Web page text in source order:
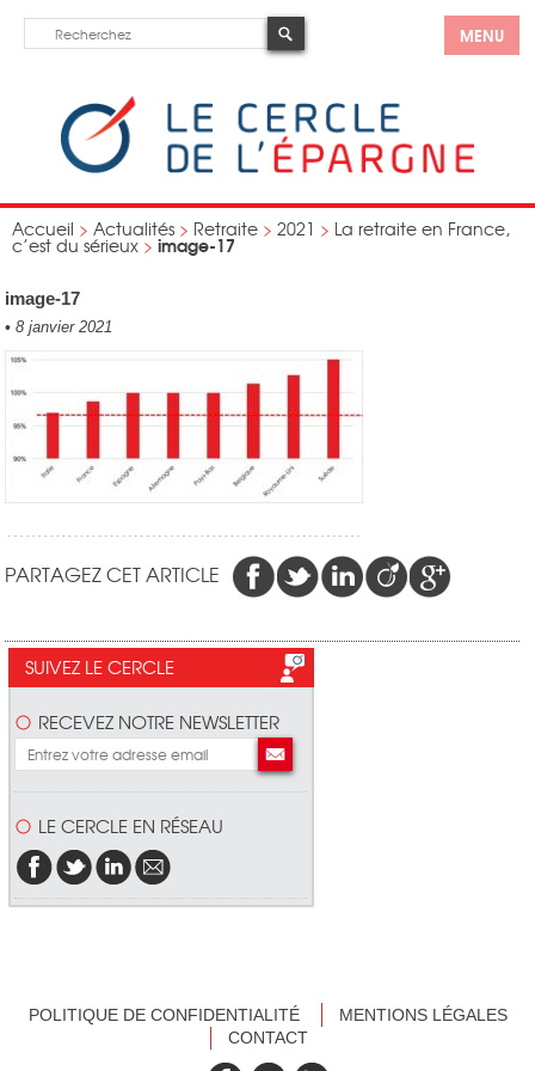
MENU
Accueil > Actualités > Retraite > 2021 > La retraite en France,
c’est du sérieux > image-17
image-17
• 8 janvier 2021
PARTAGEZ CET ARTICLE
SUIVEZ LE CERCLE
RECEVEZ NOTRE NEWSLETTER
LE CERCLE EN RÉSEAU
POLITIQUE DE CONFIDENTIALITÉ
MENTIONS LÉGALES
CONTACT